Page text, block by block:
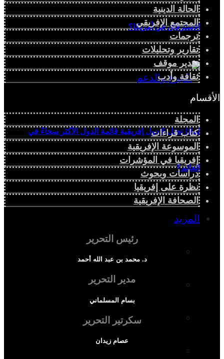
الاسترقاق في أمريكا؟
لماذا تحتل 6 دول إفريقية قائمة الدول الأكثر سخاءً في
العالم؟
المزيد
الحالة الدينية
الملف الإفريقي
الحالة الدينية
المجتمع الإفريقي
ترجمات
تقارير وتحليلات
تقدير موقف
ثقافة وأدب
الأقسام
المجلة
كتاب قراءات
الموسوعة الإفريقية
إفريقيا في المؤشرات
دراسات وبحوث
نظرة على إفريقيا
الصحافة الإفريقية
رئيس التحرير
د. محمد بن عبد الله أحمد
مدير التحرير
بسام المسلماني
سكرتير التحرير
عصام زيدان